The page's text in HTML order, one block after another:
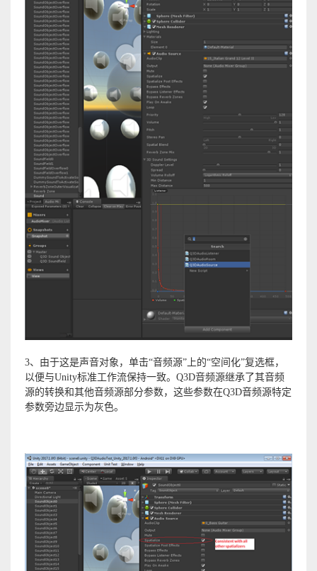
3、由于这是声音对象，单击“音频源”上的“空间化”复选框，
以便与Unity标准工作流保持一致。Q3D音频源继承了其音频
源的转换和其他音频源部分参数，这些参数在Q3D音频源特定
参数旁边显示为灰色。